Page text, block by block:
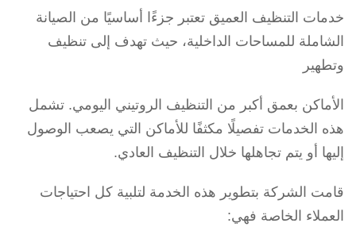
خدمات التنظيف العميق تعتبر جزءًا أساسيًا من الصيانة
الشاملة للمساحات الداخلية، حيث تهدف إلى تنظيف
وتطهير
الأماكن بعمق أكبر من التنظيف الروتيني اليومي. تشمل
هذه الخدمات تفصيلًا مكثفًا للأماكن التي يصعب الوصول
إليها أو يتم تجاهلها خلال التنظيف العادي.
قامت الشركة بتطوير هذه الخدمة لتلبية كل احتياجات
العملاء الخاصة فهي: